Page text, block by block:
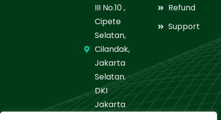
III No.10 ,
Cipete
Selatan,
Cilandak,
Jakarta
Selatan.
DKI
Jakarta
Refund
Support